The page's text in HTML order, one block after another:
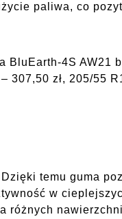
paliwa, co
4S AW21
zł, 205/55
temu guma
w